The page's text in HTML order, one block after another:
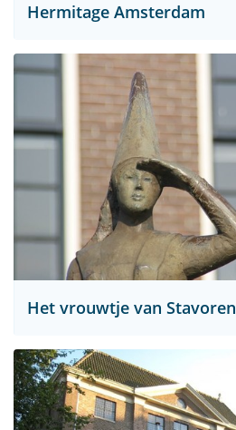
Hermitage Amsterdam
Het vrouwtje van Stavoren